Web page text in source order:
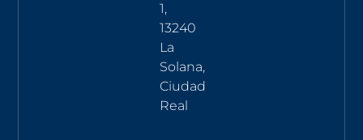
1,
13240
La
Solana,
Ciudad
Real